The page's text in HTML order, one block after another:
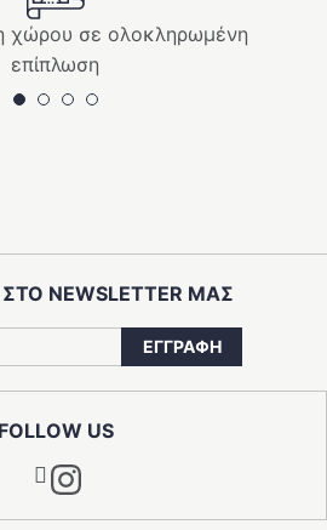
χώρου σε ολοκληρωμένη
επίπλωση
FOLLOW US
Instagram
NEWSLETTER ΜΑΣ
ΕΓΓΡΑΦΗ